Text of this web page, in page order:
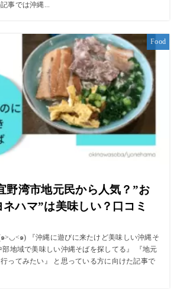
事では沖縄...
Food
野湾市地元民から人気？”お
ネハマ”は美味しい？口コミ
๑>◡<๑) 『沖縄に遊びに来たけど美味しい沖縄そ
地域で美味しい沖縄そばを探してる』 『地元
ってみたい』 と思っている方に向けた記事で